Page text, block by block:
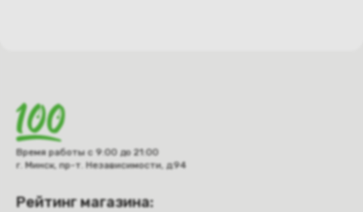
Время работы с 9:00 до 21:00
г. Минск, пр-т. Независимости, д.94
Рейтинг магазина: